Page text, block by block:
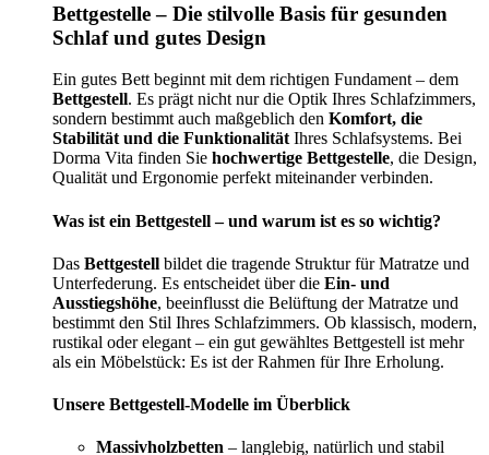
Bettgestelle – Die stilvolle Basis für gesunden
Schlaf und gutes Design
Ein gutes Bett beginnt mit dem richtigen Fundament – dem
Bettgestell. Es prägt nicht nur die Optik Ihres Schlafzimmers,
sondern bestimmt auch maßgeblich den Komfort, die
Stabilität und die Funktionalität Ihres Schlafsystems. Bei
Dorma Vita finden Sie hochwertige Bettgestelle, die Design,
Qualität und Ergonomie perfekt miteinander verbinden.
Was ist ein Bettgestell – und warum ist es so wichtig?
Das Bettgestell bildet die tragende Struktur für Matratze und
Unterfederung. Es entscheidet über die Ein- und
Ausstiegshöhe, beeinflusst die Belüftung der Matratze und
bestimmt den Stil Ihres Schlafzimmers. Ob klassisch, modern,
rustikal oder elegant – ein gut gewähltes Bettgestell ist mehr
als ein Möbelstück: Es ist der Rahmen für Ihre Erholung.
Unsere Bettgestell-Modelle im Überblick
Massivholzbetten – langlebig, natürlich und stabil